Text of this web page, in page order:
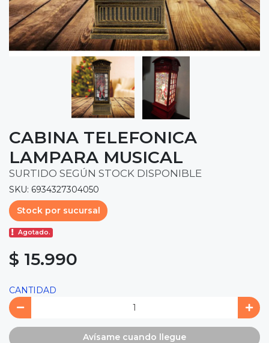
CABINA TELEFONICA
LAMPARA MUSICAL
SURTIDO SEGÚN STOCK DISPONIBLE
SKU: 6934327304050
Stock por sucursal
Agotado.
$ 15.990
CANTIDAD
Avísame cuando llegue